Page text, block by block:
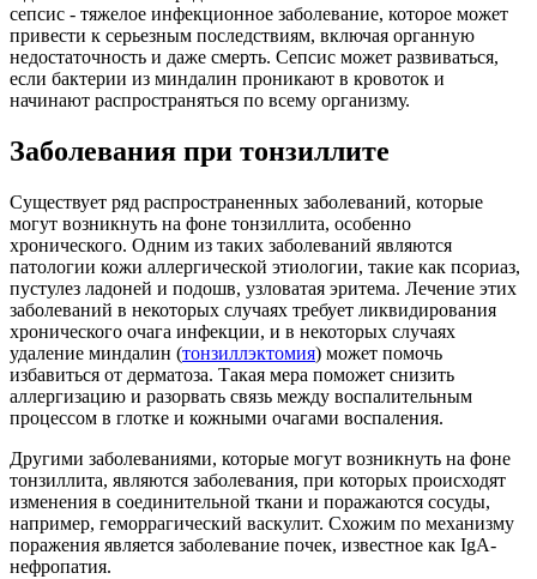
сепсис - тяжелое инфекционное заболевание, которое может
привести к серьезным последствиям, включая органную
недостаточность и даже смерть. Сепсис может развиваться,
если бактерии из миндалин проникают в кровоток и
начинают распространяться по всему организму.
Заболевания при тонзиллите
Существует ряд распространенных заболеваний, которые
могут возникнуть на фоне тонзиллита, особенно
хронического. Одним из таких заболеваний являются
патологии кожи аллергической этиологии, такие как псориаз,
пустулез ладоней и подошв, узловатая эритема. Лечение этих
заболеваний в некоторых случаях требует ликвидирования
хронического очага инфекции, и в некоторых случаях
удаление миндалин (тонзиллэктомия) может помочь
избавиться от дерматоза. Такая мера поможет снизить
аллергизацию и разорвать связь между воспалительным
процессом в глотке и кожными очагами воспаления.
Другими заболеваниями, которые могут возникнуть на фоне
тонзиллита, являются заболевания, при которых происходят
изменения в соединительной ткани и поражаются сосуды,
например, геморрагический васкулит. Схожим по механизму
поражения является заболевание почек, известное как IgA-
нефропатия.